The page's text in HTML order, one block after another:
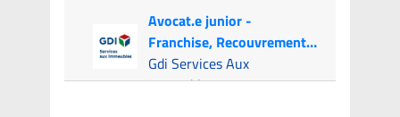
Avocat.e junior -
Franchise, Recouvrement
et Litige (Canada & USA)
Gdi Services Aux
Immeubles